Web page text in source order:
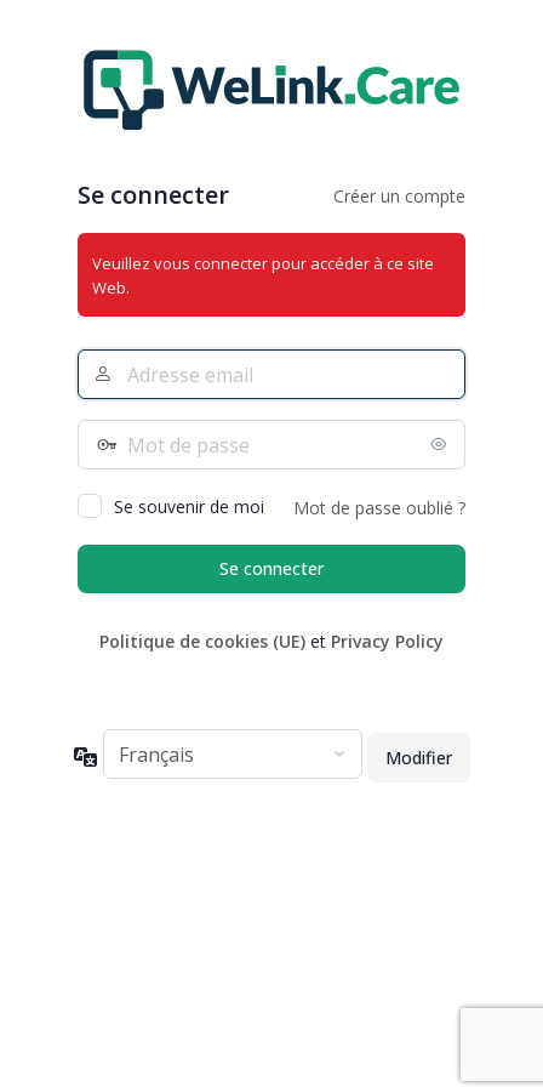
connecter
Se connecter Créer un compte
Veuillez vous connecter pour accéder à ce site
Web.
Adresse
Mot
Se souvenir de moi
Mot de passe oublié ?
Politique de cookies (UE) et Privacy Policy
Langue